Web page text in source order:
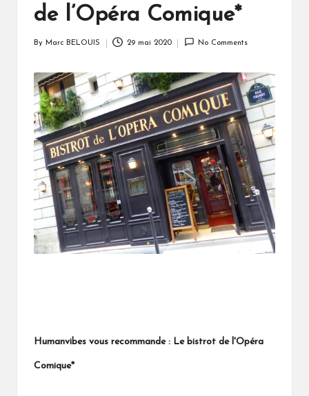
de l’Opéra Comique*
By Marc BELOUIS 29 mai 2020 No Comments
Humanvibes vous recommande : Le bistrot de l'Opéra
Comique*